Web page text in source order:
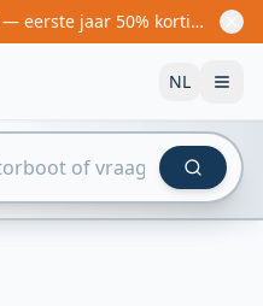
Nieuw: Dienstverlener Profiel — eerste jaar 50% korting! Vanaf €60/jaar
NL